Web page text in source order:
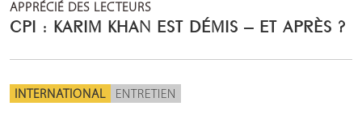
APPRÉCIÉ DES LECTEURS
CPI : KARIM KHAN EST DÉMIS – ET APRÈS ?
INTERNATIONAL ENTRETIEN